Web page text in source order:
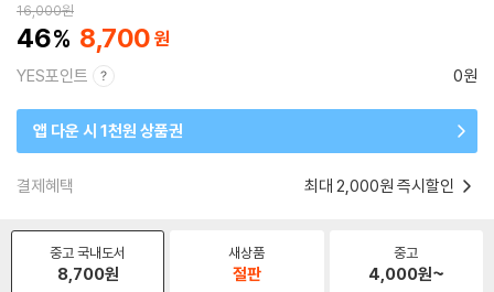
16,000원
46 8,700
YES포인트 0원
앱 다운 시 1천원 상품권
결제혜택 최대 2,000원 즉시할인
중고 국내도서
8,700원
새상품
절판
중고
4,000원~